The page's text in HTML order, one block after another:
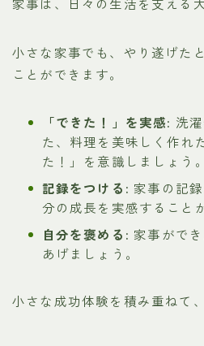
小さな家事でも、やり遂げた
ことができます。
「できた！」を実感: 洗
た、料理を美味しく作れ
た！」を意識しましょう。
記録をつける: 家事の記
分の成長を実感すること
自分を褒める: 家事がで
あげましょう。
小さな成功体験を積み重ねて